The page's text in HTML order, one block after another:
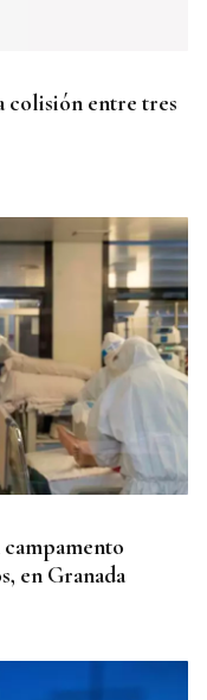
colisión entre tres
en Granada